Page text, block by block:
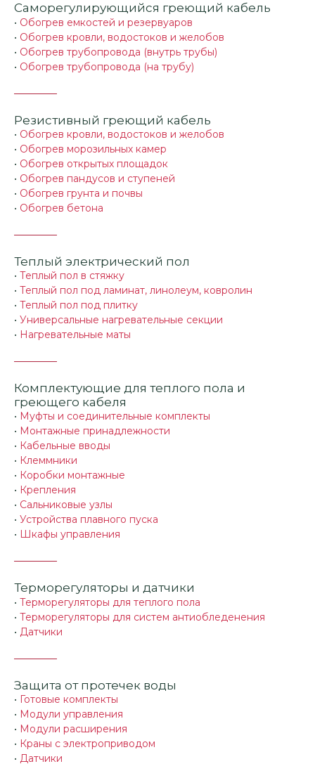
Саморегулирующийся греющий кабель
• Обогрев емкостей и резервуаров
• Обогрев кровли, водостоков и желобов
• Обогрев трубопровода (внутрь трубы)
• Обогрев трубопровода (на трубу)
Резистивный греющий кабель
• Обогрев кровли, водостоков и желобов
• Обогрев морозильных камер
• Обогрев открытых площадок
• Обогрев пандусов и ступеней
• Обогрев грунта и почвы
• Обогрев бетона
Теплый электрический пол
• Теплый пол в стяжку
• Теплый пол под ламинат, линолеум, ковролин
• Теплый пол под плитку
• Универсальные нагревательные секции
• Нагревательные маты
Комплектующие для теплого пола и
греющего кабеля
• Муфты и соединительные комплекты
• Монтажные принадлежности
• Кабельные вводы
• Клеммники
• Коробки монтажные
• Крепления
• Сальниковые узлы
• Устройства плавного пуска
• Шкафы управления
Терморегуляторы и датчики
• Терморегуляторы для теплого пола
• Терморегуляторы для систем антиобледенения
• Датчики
Защита от протечек воды
• Готовые комплекты
• Модули управления
• Модули расширения
• Краны с электроприводом
• Датчики